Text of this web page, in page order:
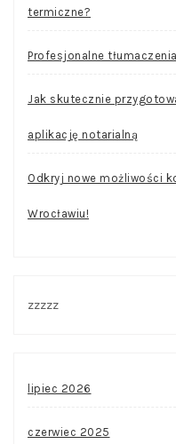
termiczne?
Profesjonalne
Jak skutecznie
aplikację notarialną
Odkryj nowe możliwości
Wrocławiu!
zzzzz
lipiec 2026
czerwiec 2025